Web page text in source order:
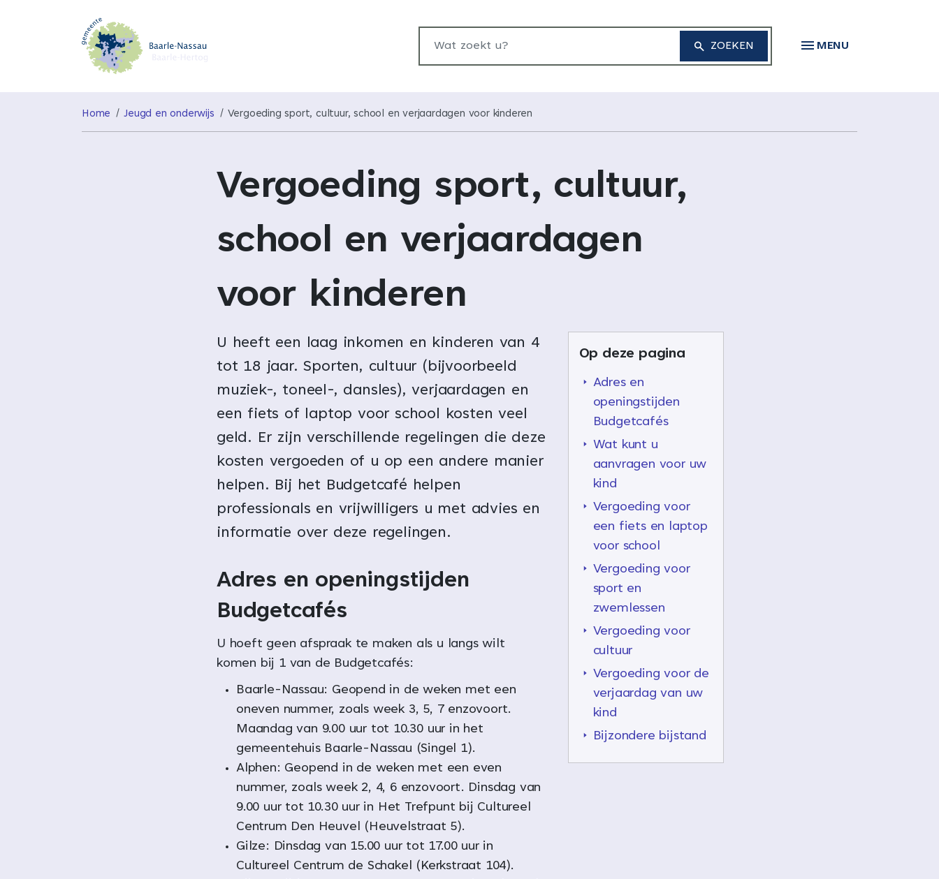
Wat zoekt u? MENU
Home Jeugd en onderwijs Vergoeding sport, cultuur, school en verjaardagen voor kinderen
Vergoeding sport, cultuur,
school en verjaardagen
voor kinderen
U heeft een laag inkomen en kinderen van 4
tot 18 jaar. Sporten, cultuur (bijvoorbeeld
muziek-, toneel-, dansles), verjaardagen en
een fiets of laptop voor school kosten veel
geld. Er zijn verschillende regelingen die deze
kosten vergoeden of u op een andere manier
helpen. Bij het Budgetcafé helpen
professionals en vrijwilligers u met advies en
informatie over deze regelingen.
Adres en openingstijden
Budgetcafés
U hoeft geen afspraak te maken als u langs wilt
komen bij 1 van de Budgetcafés:
Baarle-Nassau: Geopend in de weken met een
oneven nummer, zoals week 3, 5, 7 enzovoort.
Maandag van 9.00 uur tot 10.30 uur in het
gemeentehuis Baarle-Nassau (Singel 1).
Alphen: Geopend in de weken met een even
nummer, zoals week 2, 4, 6 enzovoort. Dinsdag van
9.00 uur tot 10.30 uur in Het Trefpunt bij Cultureel
Centrum Den Heuvel (Heuvelstraat 5).
Gilze: Dinsdag van 15.00 uur tot 17.00 uur in
Cultureel Centrum de Schakel (Kerkstraat 104).
Op deze pagina
Adres en
openingstijden
Budgetcafés
Wat kunt u
aanvragen voor uw
kind
Vergoeding voor
een fiets en laptop
voor school
Vergoeding voor
sport en
zwemlessen
Vergoeding voor
cultuur
Vergoeding voor de
verjaardag van uw
kind
Bijzondere bijstand